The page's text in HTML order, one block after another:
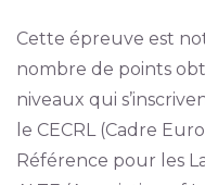
Cette épreuve est
nombre de points
niveaux qui
le CECRL (Cadre
Référence pour les